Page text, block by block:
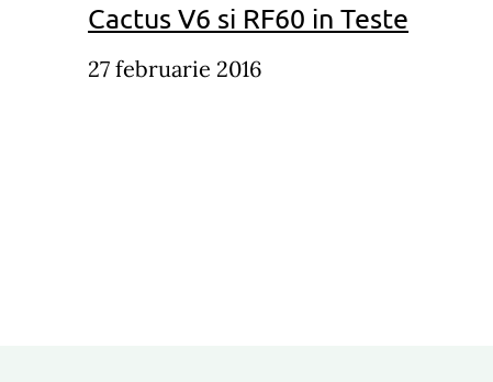
Cactus V6 si RF60 in Teste
27 februarie 2016